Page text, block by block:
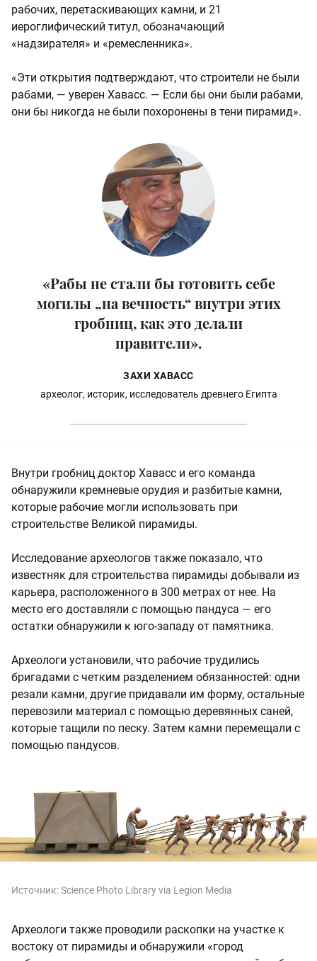
рабочих, перетаскивающих камни, и 21
иероглифический титул, обозначающий
«надзирателя» и «ремесленника».
«Эти открытия подтверждают, что строители не были
рабами, — уверен Хавасс. — Если бы они были рабами,
они бы никогда не были похоронены в тени пирамид».
«Рабы не стали бы готовить себе
могилы „на вечность“ внутри этих
гробниц, как это делали
правители».
ЗАХИ ХАВАСС
археолог, историк, исследователь древнего Египта
Внутри гробниц доктор Хавасс и его команда
обнаружили кремневые орудия и разбитые камни,
которые рабочие могли использовать при
строительстве Великой пирамиды.
Исследование археологов также показало, что
известняк для строительства пирамиды добывали из
карьера, расположенного в 300 метрах от нее. На
место его доставляли с помощью пандуса — его
остатки обнаружили к юго-западу от памятника.
Археологи установили, что рабочие трудились
бригадами с четким разделением обязанностей: одни
резали камни, другие придавали им форму, остальные
перевозили материал с помощью деревянных саней,
которые тащили по песку. Затем камни перемещали с
помощью пандусов.
Источник:Science Photo Library via Legion Media
Археологи также проводили раскопки на участке к
востоку от пирамиды и обнаружили «город